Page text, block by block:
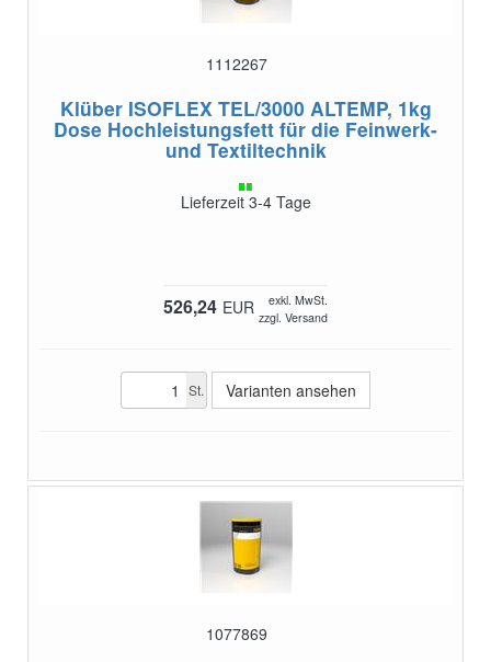
1112267
Klüber ISOFLEX TEL/3000 ALTEMP, 1kg
Dose Hochleistungsfett für die Feinwerk-
und Textiltechnik
Lieferzeit 3-4 Tage
526,24 EUR
exkl. MwSt.
zzgl. Versand
St. Varianten ansehen
1077869